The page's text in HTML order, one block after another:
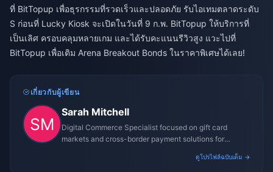
ที่ BitTopup เพื่อธุรกรรมที่รวดเร็วและปลอดภัย รับไอเทมตลาดระดับ
S ก่อนที่ Lucky Kiosk จะเปิดในวันที่ 9 ก.พ. BitTopup ให้บริการที่
เป็นเลิศ ครอบคลุมหลายเกม และได้รับคะแนนรีวิวสูง แวะไปที่
BitTopup เพื่อเติม Arena Breakout Bonds ในราคาพิเศษได้เลย!
เกี่ยวกับผู้เขียน
Sarah Mitchell
Digital Commerce Specialist focused on gift card
markets and cross-border payment solutions for
ดูโปรไฟล์ฉบับเต็ม →